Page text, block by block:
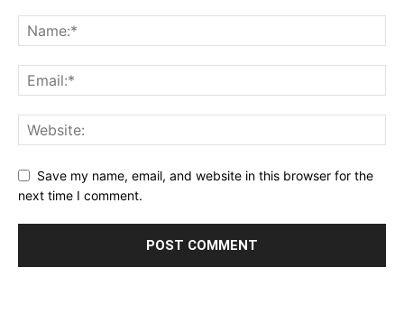
Save my name, email, and website in this browser for the
next time I comment.